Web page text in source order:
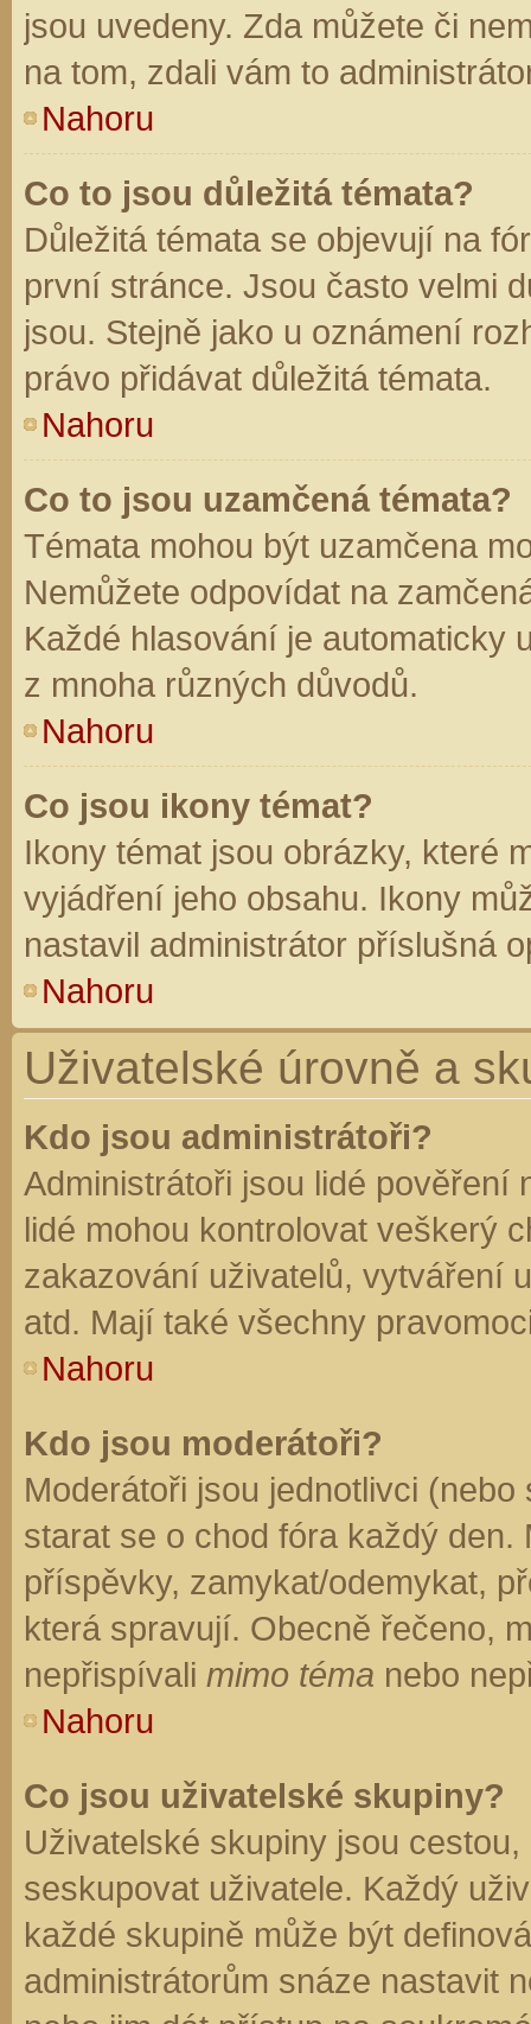
jsou uvedeny. Zda můžete či
na tom, zdali vám to
Nahoru
Co to jsou důležitá témata?
Důležitá témata se objevují na
první stránce. Jsou často velmi
jsou. Stejně jako u oznámení
právo přidávat důležitá témata.
Nahoru
Co to jsou uzamčená témata?
Témata mohou být uzamčena
Nemůžete odpovídat na
Každé hlasování je automaticky
z mnoha různých důvodů.
Nahoru
Co jsou ikony témat?
Ikony témat jsou obrázky, které
vyjádření jeho obsahu. Ikony
nastavil administrátor příslušná
Nahoru
Uživatelské úrovně a
Kdo jsou administrátoři?
Administrátoři jsou lidé pověření
lidé mohou kontrolovat veškerý
zakazování uživatelů, vytváření
atd. Mají také všechny
Nahoru
Kdo jsou moderátoři?
Moderátoři jsou jednotlivci
starat se o chod fóra každý
příspěvky, zamykat/odemykat,
která spravují. Obecně řečeno,
nepřispívali mimo téma nebo
Nahoru
Co jsou uživatelské skupiny?
Uživatelské skupiny jsou
seskupovat uživatele. Každý
každé skupině může být
administrátorům snáze nastavit